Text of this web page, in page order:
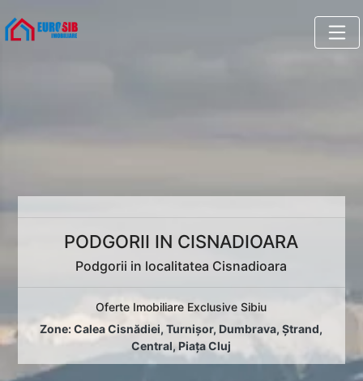
PODGORII IN CISNADIOARA
Podgorii in localitatea Cisnadioara
Oferte Imobiliare Exclusive Sibiu
Zone:Calea Cisnădiei,Turnișor, Dumbrava,Ștrand,
Central,Piața Cluj